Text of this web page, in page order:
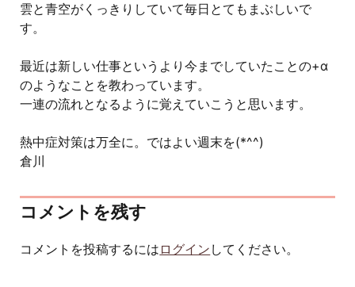
雲と青空がくっきりしていて毎日とてもまぶしいで
す。
最近は新しい仕事というより今までしていたことの+α
のようなことを教わっています。
一連の流れとなるように覚えていこうと思います。
熱中症対策は万全に。ではよい週末を(*^^)
倉川
コメントを残す
コメントを投稿するには ログイン してください。